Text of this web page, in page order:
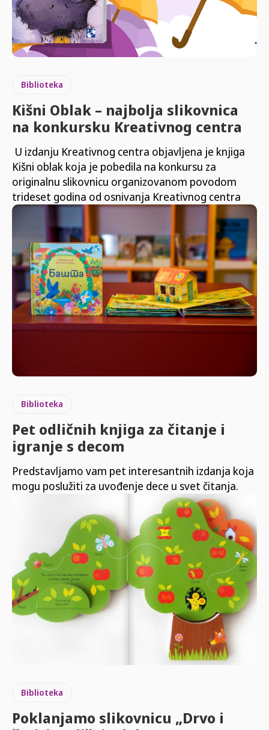
Biblioteka
Kišni Oblak – najbolja slikovnica
na konkursku Kreativnog centra
U izdanju Kreativnog centra objavljena je knjiga
Kišni oblak koja je pobedila na konkursu za
originalnu slikovnicu organizovanom povodom
trideset godina od osnivanja Kreativnog centra
Biblioteka
Pet odličnih knjiga za čitanje i
igranje s decom
Predstavljamo vam pet interesantnih izdanja koja
mogu poslužiti za uvođenje dece u svet čitanja.
Biblioteka
Poklanjamo slikovnicu „Drvo i